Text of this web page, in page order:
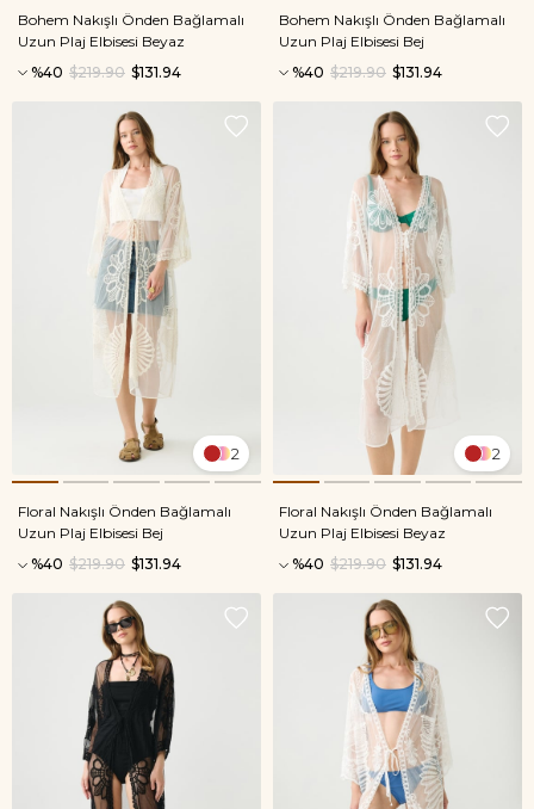
Bohem Nakışlı Önden Bağlamalı
Uzun Plaj Elbisesi Beyaz
%40
$131.94
$219.90
Bohem Nakışlı Önden Bağlamalı
Uzun Plaj Elbisesi Bej
%40
$131.94
$219.90
2
Floral Nakışlı Önden Bağlamalı
Uzun Plaj Elbisesi Bej
%40
$131.94
$219.90
2
Floral Nakışlı Önden Bağlamalı
Uzun Plaj Elbisesi Beyaz
%40
$131.94
$219.90